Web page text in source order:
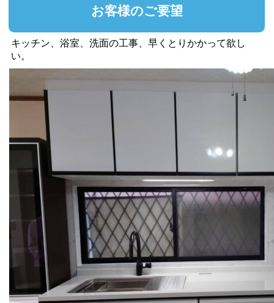
お客様のご要望
キッチン、浴室、洗面の工事、早くとりかかって欲し
い。